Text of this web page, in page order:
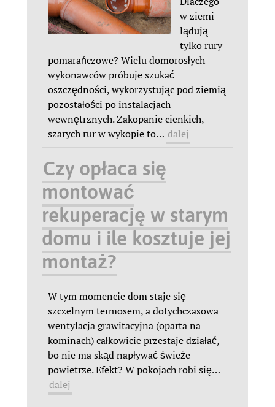
w ziemi
lądują
tylko rury
pomarańczowe? Wielu domorosłych
wykonawców próbuje szukać
oszczędności, wykorzystując pod ziemią
pozostałości po instalacjach
wewnętrznych. Zakopanie cienkich,
szarych rur w wykopie to… dalej
Czy opłaca się
montować
rekuperację w starym
domu i ile kosztuje jej
montaż?
W tym momencie dom staje się
szczelnym termosem, a dotychczasowa
wentylacja grawitacyjna (oparta na
kominach) całkowicie przestaje działać,
bo nie ma skąd napływać świeże
powietrze. Efekt? W pokojach robi się…
dalej